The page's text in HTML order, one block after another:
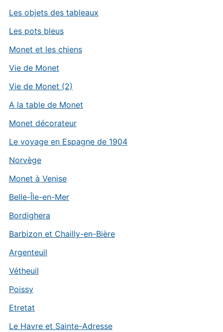
Les objets des tableaux
Les pots bleus
Monet et les chiens
Vie de Monet
Vie de Monet (2)
A la table de Monet
Monet décorateur
Le voyage en Espagne de 1904
Norvège
Monet à Venise
Belle-Île-en-Mer
Bordighera
Barbizon et Chailly-en-Bière
Argenteuil
Vétheuil
Poissy
Etretat
Le Havre et Sainte-Adresse